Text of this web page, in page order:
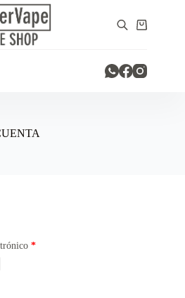
Carro
*Obligatorio